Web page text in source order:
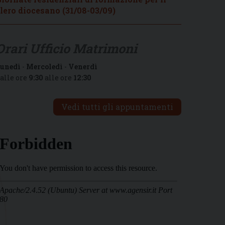
diocesano (31/08-03/09)
- Mercoledì - Venerdì
ore 9:30 alle ore 12:30
Vedi tutti gli appuntamenti